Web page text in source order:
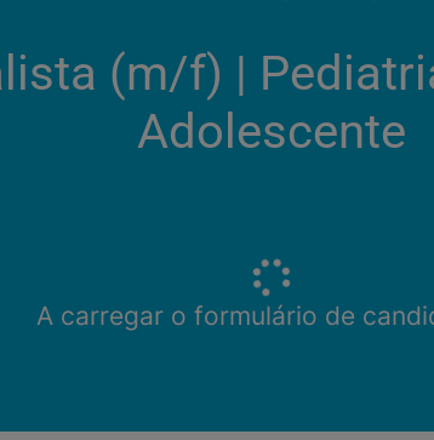
(m/f)​ |
Adolescente
A carregar o formulário de